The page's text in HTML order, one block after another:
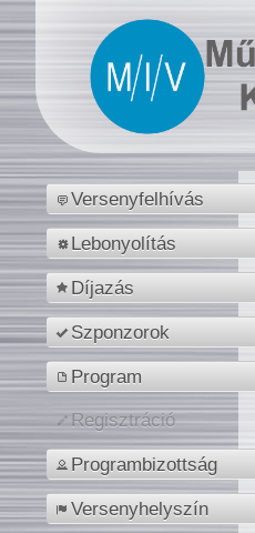
Versenyfelhívás
Lebonyolítás
Díjazás
Szponzorok
Program
Regisztráció
Programbizottság
Versenyhelyszín